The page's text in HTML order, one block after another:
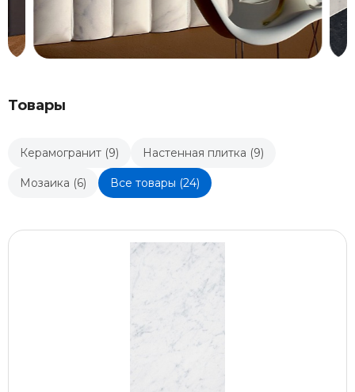
Товары
Керамогранит (9) Настенная плитка (9)
Мозаика (6) Все товары (24)